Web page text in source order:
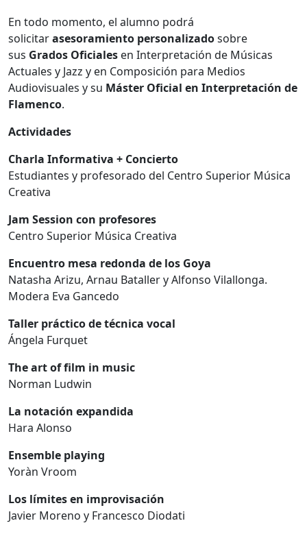
En todo momento, el alumno podrá
solicitarasesoramiento personalizadosobre
sus Grados Oficiales en Interpretación de Músicas
Actuales y Jazz y en Composición para Medios
Audiovisuales y su Máster Oficial en Interpretación de
Flamenco.
Actividades
Charla Informativa + Concierto
Estudiantes y profesorado del Centro Superior Música
Creativa
Jam Session con profesores
Centro Superior Música Creativa
Encuentro mesa redonda de los Goya
Natasha Arizu, Arnau Bataller y Alfonso Vilallonga.
Modera Eva Gancedo
Taller práctico de técnica vocal
Ángela Furquet
The art of film in music
Norman Ludwin
La notación expandida
Hara Alonso
Ensemble playing
Yoràn Vroom
Los límites en improvisación
Javier Moreno y Francesco Diodati